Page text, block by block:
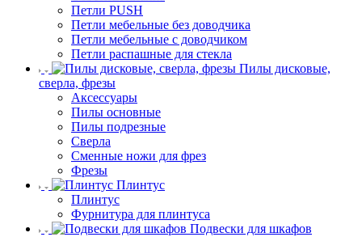
Петли PUSH
Петли мебельные без доводчика
Петли мебельные с доводчиком
Петли распашные для стекла
Пилы дисковые,
сверла, фрезы
Аксессуары
Пилы основные
Пилы подрезные
Сверла
Сменные ножи для фрез
Фрезы
Плинтус
Плинтус
Фурнитура для плинтуса
Подвески для шкафов